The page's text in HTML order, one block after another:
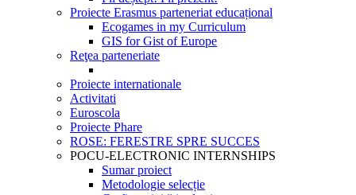
Proiecte Erasmus parteneriat educațional
Ecogames in my Curriculum
GIS for Gist of Europe
Reţea parteneriate
Proiecte internationale
Activitati
Euroscola
Proiecte Phare
ROSE: FERESTRE SPRE SUCCES
POCU-ELECTRONIC INTERNSHIPS
Sumar proiect
Metodologie selecție